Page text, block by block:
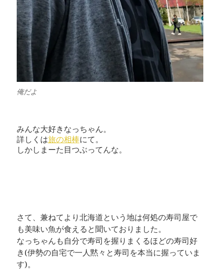
俺だよ
みんな大好きなっちゃん。
詳しくは旅の相棒にて。
しかしまーた目つぶってんな。
さて、兼ねてより北海道という地は何処の寿司屋で
も美味い魚が食えると聞いておりました。
なっちゃんも自分で寿司を握りまくるほどの寿司好
き(伊勢の自宅で一人黙々と寿司を本当に握っていま
す)。